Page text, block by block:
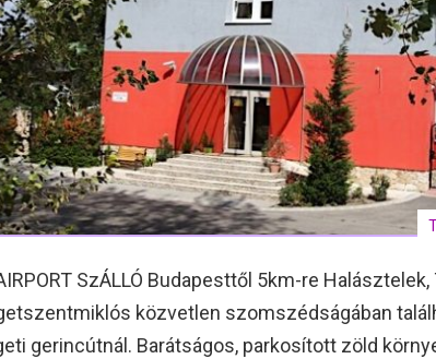
SzÁLLÓ Budapesttől 5km-re
közvetlen szomszédságában
gerincútnál. Barátságos, parkosított zöld